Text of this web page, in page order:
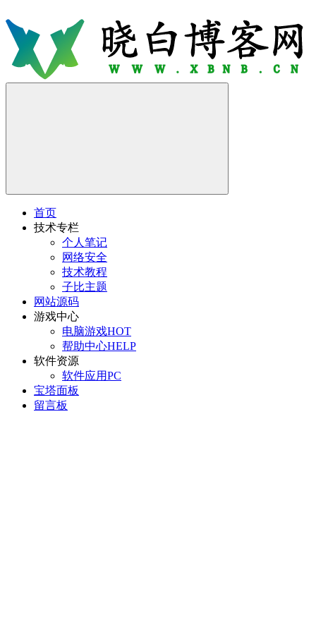
首页
技术专栏
个人笔记
网络安全
技术教程
子比主题
网站源码
游戏中心
电脑游戏HOT
帮助中心HELP
软件资源
软件应用PC
宝塔面板
留言板